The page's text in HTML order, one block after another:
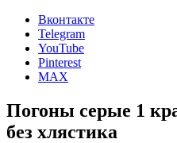
Вконтакте
Telegram
YouTube
Pinterest
MAX
Погоны серые 1
без хлястика